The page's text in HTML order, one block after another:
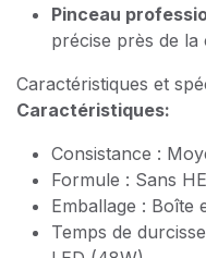
Pinceau
précise près de la
Caractéristiques et
Caractéristiques:
Consistance :
Formule : Sans
Emballage : Boîte
Temps de